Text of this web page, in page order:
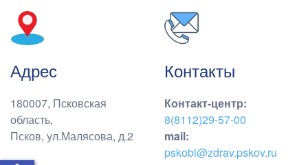
Адрес
180007, Псковская
область,
Псков, ул.Малясова, д.2
Контакты
Контакт-центр:
8(8112)29-57-00
mail:
pskobl@zdrav.pskov.ru